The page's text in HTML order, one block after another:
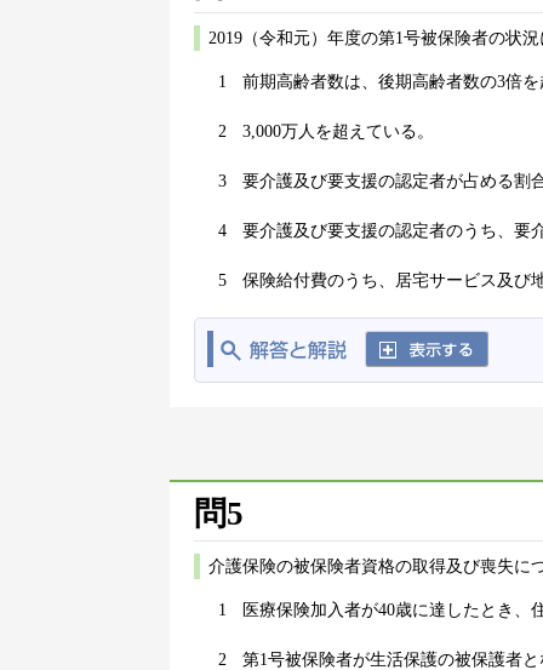
2019（令和元）年度の第1号被保険者の状
1 前期高齢者数は、後期高齢者数の3倍
2 3,000万人を超えている。
3 要介護及び要支援の認定者が占める割
4 要介護及び要支援の認定者のうち、要
5 保険給付費のうち、居宅サービス及び
問5
介護保険の被保険者資格の取得及び喪失に
1 医療保険加入者が40歳に達したとき
2 第1号被保険者が生活保護の被保護者